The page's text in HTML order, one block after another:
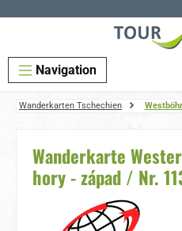
Zum Hauptinhalt springen
Navigation
Wanderkarten Tschechien
Wanderkarte
hory - západ / Nr.